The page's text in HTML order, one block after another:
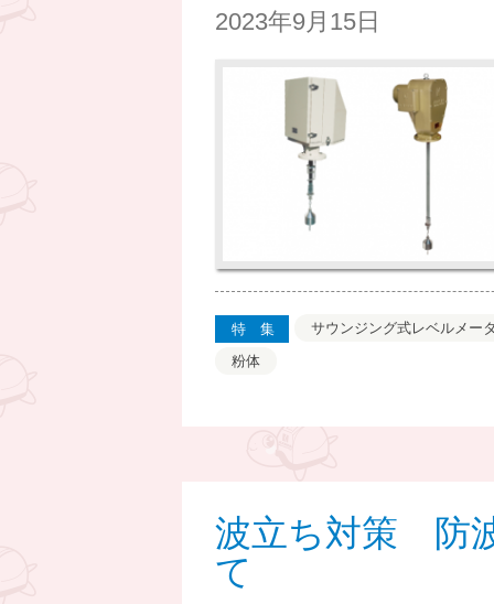
2023年9月15日
特集
サウンジング式レベルメー
粉体
波立ち対策 防
て